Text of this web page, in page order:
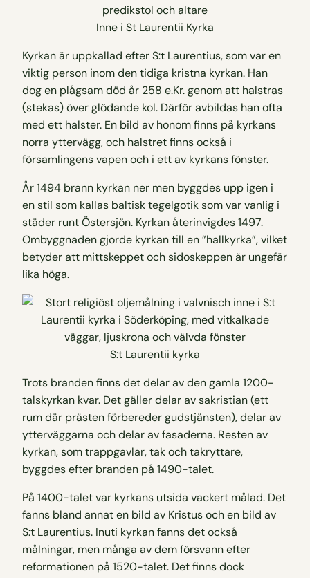
Inne i St Laurentii Kyrka
Kyrkan är uppkallad efter S:t Laurentius, som var en
viktig person inom den tidiga kristna kyrkan. Han
dog en plågsam död år 258 e.Kr. genom att halstras
(stekas) över glödande kol. Därför avbildas han ofta
med ett halster. En bild av honom finns på kyrkans
norra yttervägg, och halstret finns också i
församlingens vapen och i ett av kyrkans fönster.
År 1494 brann kyrkan ner men byggdes upp igen i
en stil som kallas baltisk tegelgotik som var vanlig i
städer runt Östersjön. Kyrkan återinvigdes 1497.
Ombyggnaden gjorde kyrkan till en ”hallkyrka”, vilket
betyder att mittskeppet och sidoskeppen är ungefär
lika höga.
S:t Laurentii kyrka
Trots branden finns det delar av den gamla 1200-
talskyrkan kvar. Det gäller delar av sakristian (ett
rum där prästen förbereder gudstjänsten), delar av
ytterväggarna och delar av fasaderna. Resten av
kyrkan, som trappgavlar, tak och takryttare,
byggdes efter branden på 1490-talet.
På 1400-talet var kyrkans utsida vackert målad. Det
fanns bland annat en bild av Kristus och en bild av
S:t Laurentius. Inuti kyrkan fanns det också
målningar, men många av dem försvann efter
reformationen på 1520-talet. Det finns dock